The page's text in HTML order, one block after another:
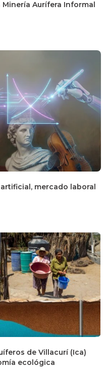
Aurífera Informal
mercado laboral
de Villacurí (Ica)
ecológica